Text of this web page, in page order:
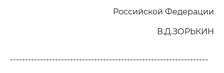
Российской Федерации
В.Д.ЗОРЬКИН
------------------------------------------------------------------